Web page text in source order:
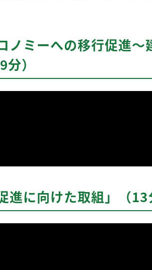
ノミーへの移行促進～
）
に向けた取組」（13